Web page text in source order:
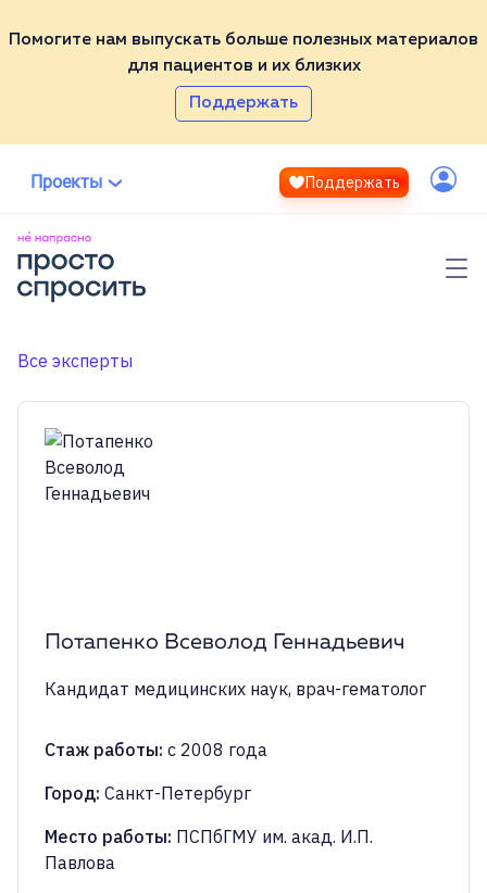
Помогите нам выпускать больше полезных материалов
для пациентов и их близких
Поддержать
Проекты Поддержать
ВСЕ НЕ НАПРАСНО
ТЕСТ
ВИКИ
ЭКСПЕРТЫ
Партнёры
Эксперты
Контакты
Все эксперты
Потапенко Всеволод Геннадьевич
Кандидат медицинских наук, врач-гематолог
Стаж работы: с 2008 года
Город: Санкт-Петербург
Место работы: ПСПбГМУ им. акад. И.П.
Павлова